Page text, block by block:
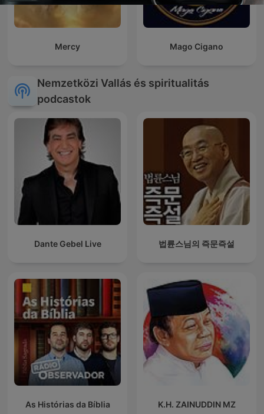
Mercy Mago Cigano
Nemzetközi Vallás és spiritualitás
podcastok
Dante Gebel Live 법륜스님의 즉문즉설
As Histórias da Bíblia K.H. ZAINUDDIN MZ